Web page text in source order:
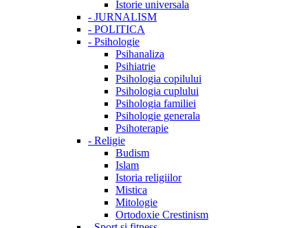
Istorie universala
- JURNALISM
- POLITICA
- Psihologie
Psihanaliza
Psihiatrie
Psihologia copilului
Psihologia cuplului
Psihologia familiei
Psihologie generala
Psihoterapie
- Religie
Budism
Islam
Istoria religiilor
Mistica
Mitologie
Ortodoxie Crestinism